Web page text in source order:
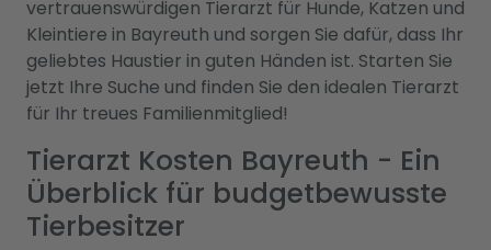
vertrauenswürdigen Tierarzt für Hunde, Katzen und
Kleintiere in Bayreuth und sorgen Sie dafür, dass Ihr
geliebtes Haustier in guten Händen ist. Starten Sie
jetzt Ihre Suche und finden Sie den idealen Tierarzt
für Ihr treues Familienmitglied!
Tierarzt Kosten Bayreuth - Ein
Überblick für budgetbewusste
Tierbesitzer